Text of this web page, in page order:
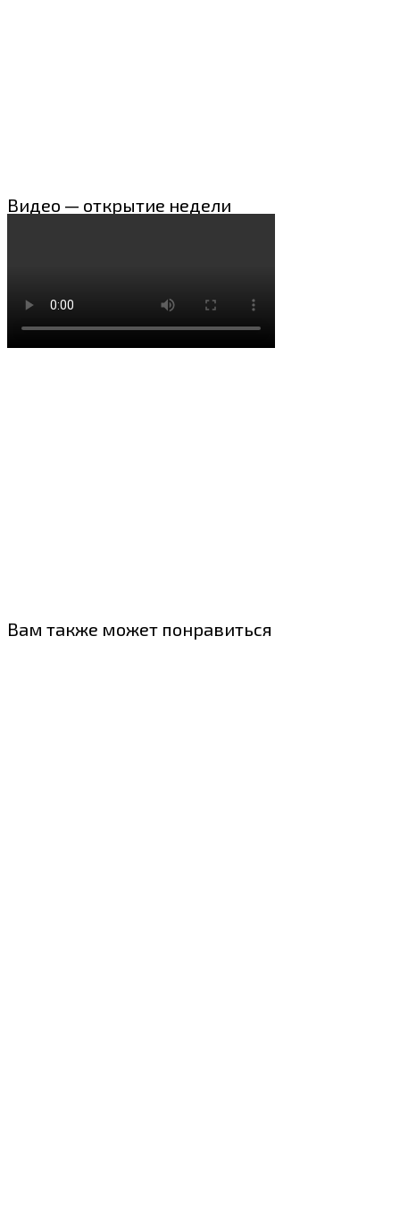
Видео — открытие недели
Вам также может понравиться